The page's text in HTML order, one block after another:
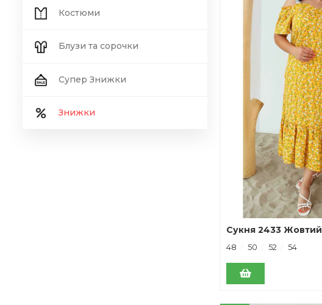
Костюми
Блузи та сорочки
Супер Знижки
Знижки
Сукня 2433 Жовтий
48 50 52 54